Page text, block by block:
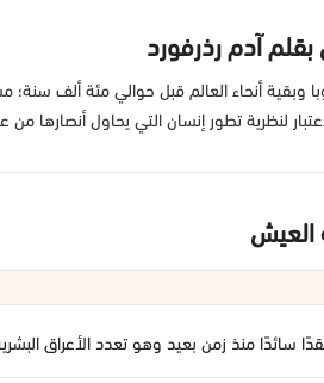
آدم رذرفورد
وبقية أنحاء العالم قبل حوالي مئة ألف
لنظرية تطور إنسان التي يحاول
العيش
سائدًا منذ زمن بعيد وهو تعدد الأعراق